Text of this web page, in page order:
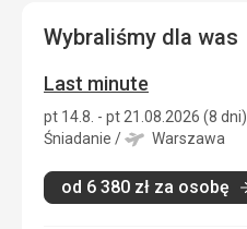
Wybraliśmy dla was
Last minute
pt 14.8. - pt 21.08.2026 (8 dni)
Śniadanie / Warszawa
od 6 380 zł za osobę